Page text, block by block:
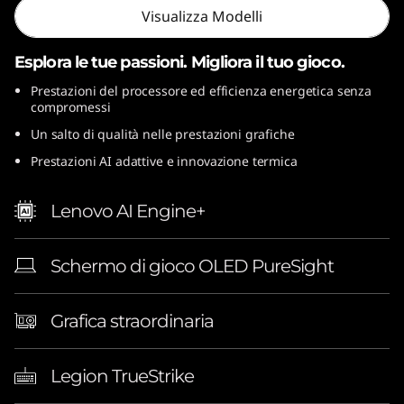
Visualizza Modelli
Esplora le tue passioni. Migliora il tuo gioco.
Prestazioni del processore ed efficienza energetica senza
compromessi
Un salto di qualità nelle prestazioni grafiche
Prestazioni AI adattive e innovazione termica
Lenovo AI Engine+
Schermo di gioco OLED PureSight
Grafica straordinaria
Legion TrueStrike